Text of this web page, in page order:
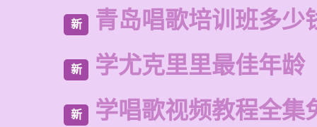
新 青岛唱歌培训班多少
新 学尤克里里最佳年龄
新 学唱歌视频教程全集